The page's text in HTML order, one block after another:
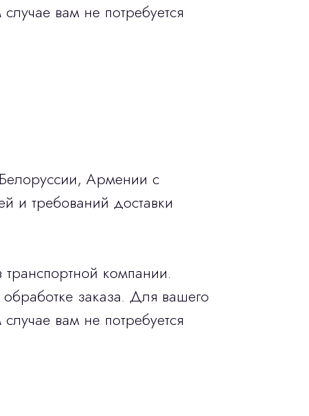
вам не потребуется
Армении с
и требований доставки
компании.
заказа. Для вашего
вам не потребуется